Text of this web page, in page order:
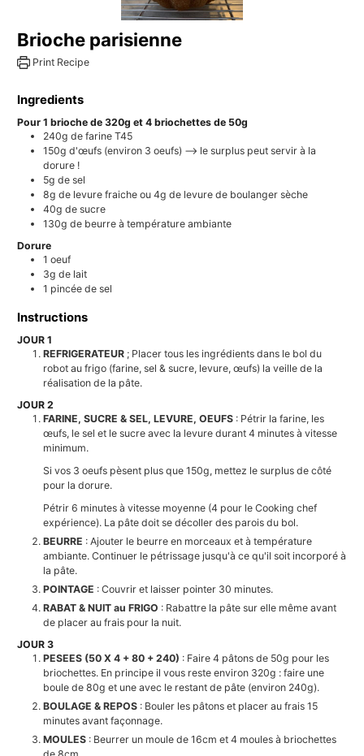
Brioche parisienne
Print Recipe
Ingredients
Pour 1 brioche de 320g et 4 briochettes de 50g
240g de farine T45
150g d'œufs (environ 3 oeufs) –> le surplus peut servir à la
dorure !
5g de sel
8g de levure fraiche ou 4g de levure de boulanger sèche
40g de sucre
130g de beurre à température ambiante
Dorure
1 oeuf
3g de lait
1 pincée de sel
Instructions
JOUR 1
REFRIGERATEUR ; Placer tous les ingrédients dans le bol du
robot au frigo (farine, sel & sucre, levure, œufs) la veille de la
réalisation de la pâte.
JOUR 2
FARINE, SUCRE & SEL, LEVURE, OEUFS : Pétrir la farine, les
œufs, le sel et le sucre avec la levure durant 4 minutes à vitesse
minimum.
Si vos 3 oeufs pèsent plus que 150g, mettez le surplus de côté
pour la dorure.
Pétrir 6 minutes à vitesse moyenne (4 pour le Cooking chef
expérience). La pâte doit se décoller des parois du bol.
BEURRE : Ajouter le beurre en morceaux et à température
ambiante. Continuer le pétrissage jusqu'à ce qu'il soit incorporé à
la pâte.
POINTAGE : Couvrir et laisser pointer 30 minutes.
RABAT & NUIT au FRIGO : Rabattre la pâte sur elle même avant
de placer au frais pour la nuit.
JOUR 3
PESEES (50 X 4 + 80 + 240) : Faire 4 pâtons de 50g pour les
briochettes. En principe il vous reste environ 320g : faire une
boule de 80g et une avec le restant de pâte (environ 240g).
BOULAGE & REPOS : Bouler les pâtons et placer au frais 15
minutes avant façonnage.
MOULES : Beurrer un moule de 16cm et 4 moules à briochettes